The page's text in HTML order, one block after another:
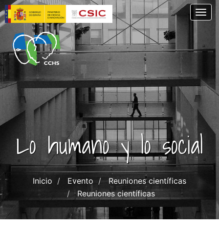
Skip
to
main
content
Lo humano y lo social
Inicio Evento
Reuniones científicas
Reuniones científicas